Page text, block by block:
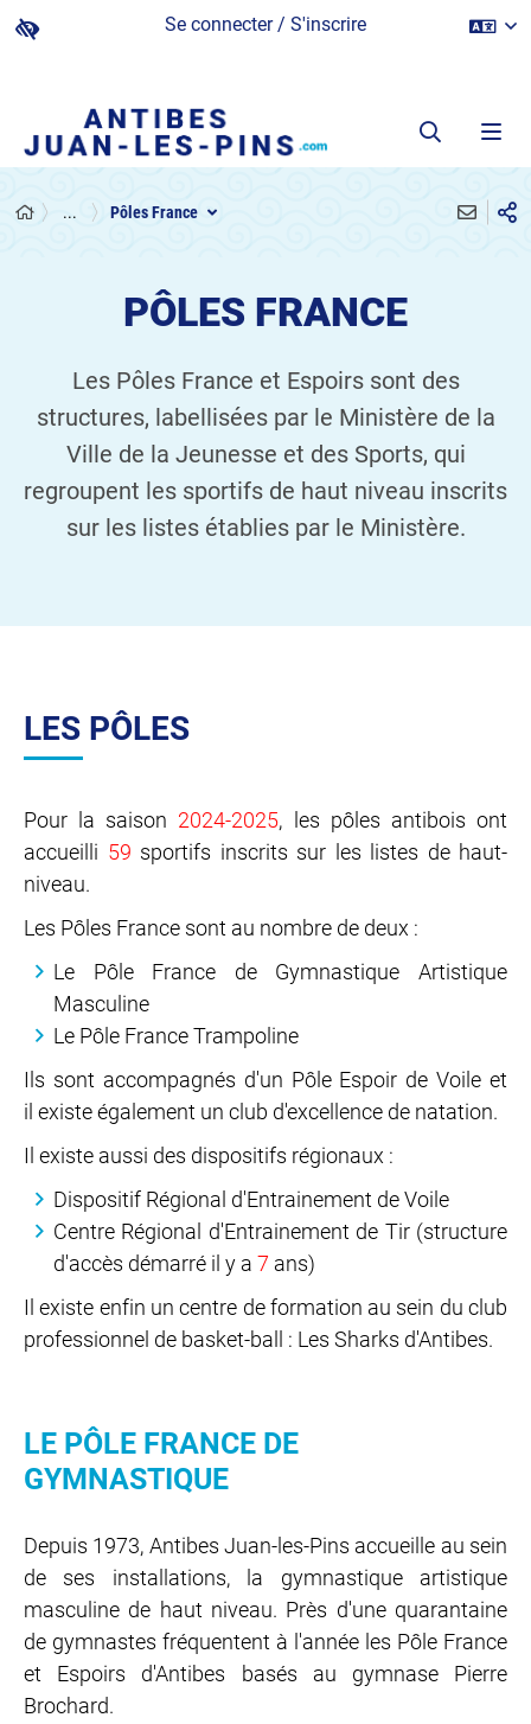
Se connecter / S'inscrire
... Pôles France
PÔLES FRANCE
Les Pôles France et Espoirs sont des
structures, labellisées par le Ministère de la
Ville de la Jeunesse et des Sports, qui
regroupent les sportifs de haut niveau inscrits
sur les listes établies par le Ministère.
LES PÔLES
Pour la saison 2024-2025, les pôles antibois ont
accueilli 59 sportifs inscrits sur les listes de haut-
niveau.
Les Pôles France sont au nombre de deux :
Le Pôle France de Gymnastique Artistique
Masculine
Le Pôle France Trampoline
Ils sont accompagnés d'un Pôle Espoir de Voile et
il existe également un club d'excellence de natation.
Il existe aussi des dispositifs régionaux :
Dispositif Régional d'Entrainement de Voile
Centre Régional d'Entrainement de Tir (structure
d'accès démarré il y a 7 ans)
Il existe enfin un centre de formation au sein du club
professionnel de basket-ball : Les Sharks d'Antibes.
LE PÔLE FRANCE DE
GYMNASTIQUE
Depuis 1973, Antibes Juan-les-Pins accueille au sein
de ses installations, la gymnastique artistique
masculine de haut niveau. Près d'une quarantaine
de gymnastes fréquentent à l'année les Pôle France
et Espoirs d'Antibes basés au gymnase Pierre
Brochard.